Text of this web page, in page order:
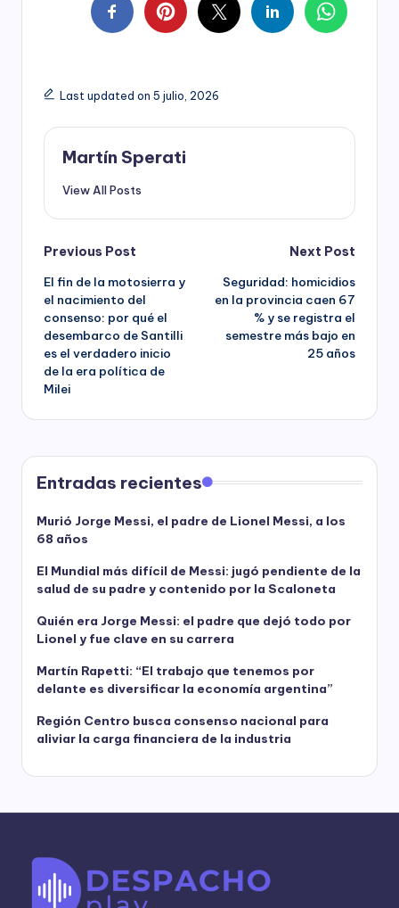
Last updated on 5 julio, 2026
Martín Sperati
View All Posts
Post
navigation
Previous Post
El fin de la motosierra y
el nacimiento del
consenso: por qué el
desembarco de Santilli
es el verdadero inicio
de la era política de
Milei
Next Post
Seguridad: homicidios
en la provincia caen 67
% y se registra el
semestre más bajo en
25 años
Entradas recientes
Murió Jorge Messi, el padre de Lionel Messi, a los
68 años
El Mundial más difícil de Messi: jugó pendiente de la
salud de su padre y contenido por la Scaloneta
Quién era Jorge Messi: el padre que dejó todo por
Lionel y fue clave en su carrera
Martín Rapetti: “El trabajo que tenemos por
delante es diversificar la economía argentina”
Región Centro busca consenso nacional para
aliviar la carga financiera de la industria